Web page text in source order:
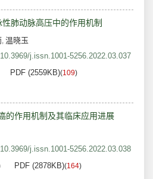
肺动脉高压中的作用机制
, 温晓玉
10.3969/j.issn.1001-5256.2022.03.037
PDF (2559KB)(109)
的作用机制及其临床应用进展
10.3969/j.issn.1001-5256.2022.03.038
PDF (2878KB)(164)